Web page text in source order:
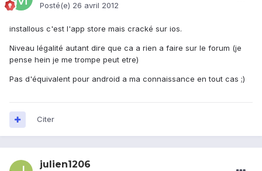
Posté(e) 26 avril 2012
installous c'est l'app store mais cracké sur ios.
Niveau légalité autant dire que ca a rien a faire sur le forum (je
pense hein je me trompe peut etre)
Pas d'équivalent pour android a ma connaissance en tout cas ;)
Citer
julien1206